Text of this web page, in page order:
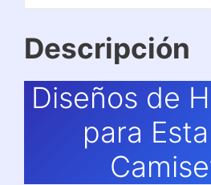
Descripción
Diseños de
para